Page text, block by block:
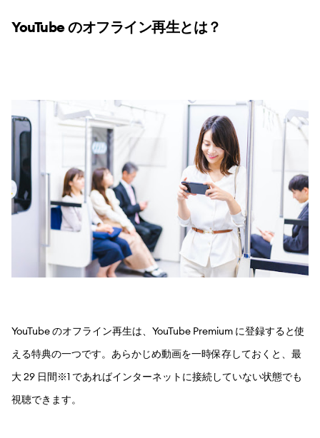
YouTube のオフライン再生とは？
YouTube のオフライン再生は、YouTube Premium に登録すると使
える特典の一つです。あらかじめ動画を一時保存しておくと、最
大 29 日間※1 であればインターネットに接続していない状態でも
視聴できます。